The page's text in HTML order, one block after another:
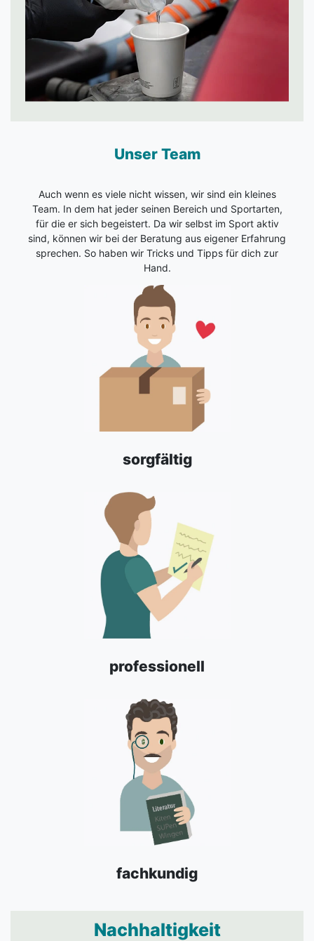
Unser Team
Auch wenn es viele nicht wissen, wir sind ein kleines
Team. In dem hat jeder seinen Bereich und Sportarten,
für die er sich begeistert. Da wir selbst im Sport aktiv
sind, können wir bei der Beratung aus eigener Erfahrung
sprechen. So haben wir Tricks und Tipps für dich zur
Hand.
sorgfältig
professionell
fachkundig
Nachhaltigkeit